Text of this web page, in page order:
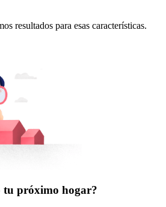
resultados para esas características.
tu próximo hogar?